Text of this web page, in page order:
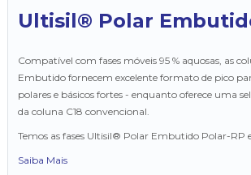
Ultisil® Polar
Compatível com fases móveis 95 % aquosas, as
Embutido fornecem excelente formato de pico
polares e básicos fortes - enquanto oferece uma
da coluna C18 convencional.
Temos as fases Ultisil® Polar Embutido Polar-RP
Saiba Mais